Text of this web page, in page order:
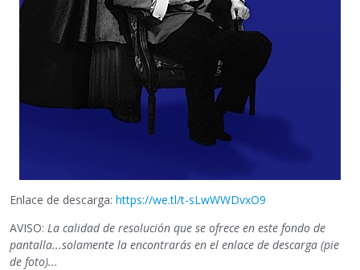
Enlace de descarga: https://we.tl/t-sLwWWDvxO9
AVISO: La calidad de resolución que se ofrece en este fondo de
pantalla...solamente la encontrarás en el enlace de descarga (pie
de foto)...